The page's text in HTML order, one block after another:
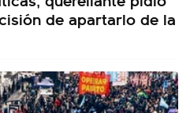
de apartarlo de la